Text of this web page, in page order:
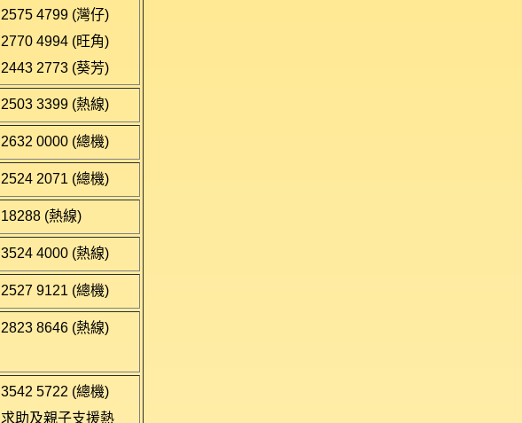
2575 4799 (灣仔)
2770 4994 (旺角)
2443 2773 (葵芳)
2503 3399 (熱線)
2632 0000 (總機)
2524 2071 (總機)
18288 (熱線)
3524 4000 (熱線)
2527 9121 (總機)
2823 8646 (熱線)
3542 5722 (總機)
求助及親子支援熱